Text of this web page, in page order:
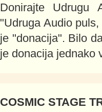
Donirajte Udrugu
"Udruga Audio
je "donacija". Bilo
je donacija jednako
COSMIC STAGE